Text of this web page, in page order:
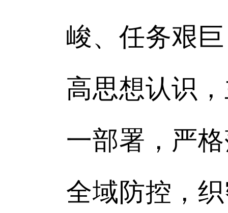
峻、任务艰
高思想认识
一部署，严
全域防控，